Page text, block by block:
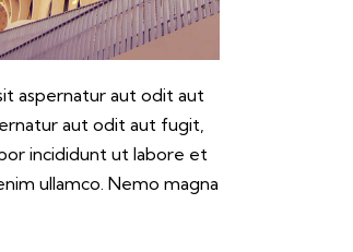
aspernatur aut odit aut
aut odit aut fugit,
incididunt ut labore et
ullamco. Nemo magna